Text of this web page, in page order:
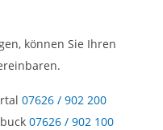
können Sie Ihren
07626 / 902 200
07626 / 902 100